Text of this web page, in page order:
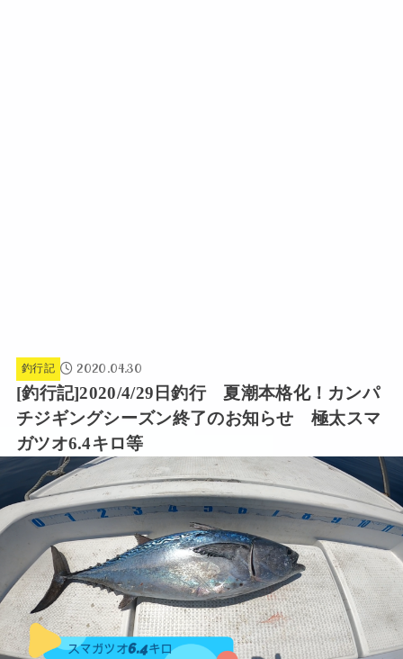
釣行記 2020.04.30
[釣行記]2020/4/29日釣行 夏潮本格化！カンパ
チジギングシーズン終了のお知らせ 極太スマ
ガツオ6.4キロ等